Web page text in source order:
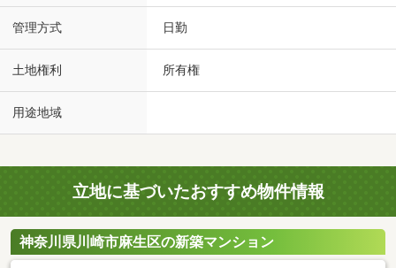
管理方式 日勤
土地権利 所有権
用途地域
立地に基づいたおすすめ物件情報
神奈川県川崎市麻生区の新築マンション